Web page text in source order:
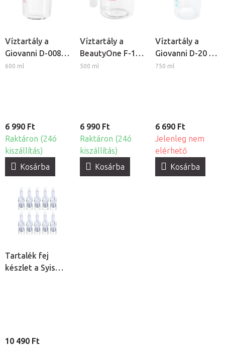
Víztartály a
Giovanni D-008
és D-09
600 ml
6 990 Ft
Raktáron (24ó
kiszállítás)
Kosárba
Víztartály a
BeautyOne F-17
kozmetikai
500 ml
6 990 Ft
Raktáron (24ó
kiszállítás)
Kosárba
Víztartály a
Giovanni D-20 és
D-21 kozmetikai
750 ml
6 690 Ft
Jelenleg nem
elérhető
Kosárba
Tartalék fej
készlet a Syis
10 490 Ft